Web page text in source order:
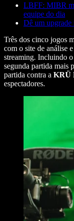
LBFF: MIBR
equipe do dia
Dê um upgrade
Três dos cinco jogos
com o site de análise
streaming. Incluindo
segunda partida mais
partida contra a KRÜ
espectadores.